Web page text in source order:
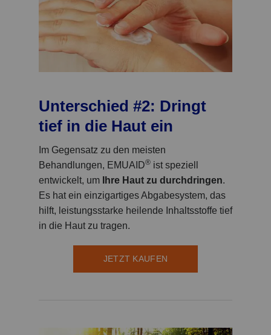
Unterschied #2: Dringt
tief in die Haut ein
Im Gegensatz zu den meisten
Behandlungen, EMUAID® ist speziell
entwickelt, um
Ihre Haut zu durchdringen.
Es hat ein einzigartiges Abgabesystem, das
hilft, leistungsstarke heilende Inhaltsstoffe tief
in die Haut zu tragen.
JETZT KAUFEN